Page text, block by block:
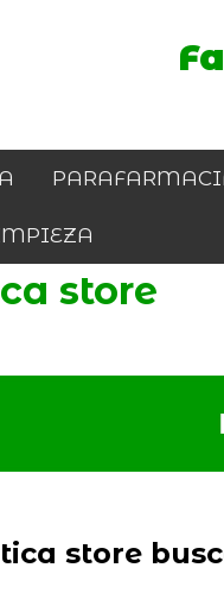
store
store